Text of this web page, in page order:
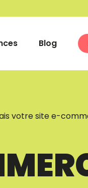
Blog
votre site e-